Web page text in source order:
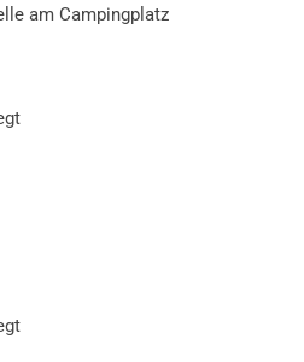
am Campingplatz